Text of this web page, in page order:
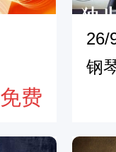
免费
26/
钢